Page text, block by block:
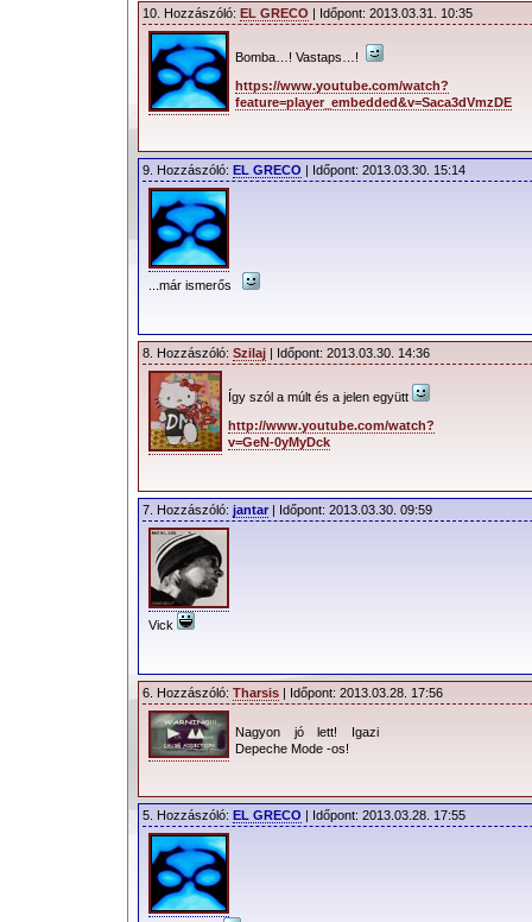
10. Hozzászóló: EL GRECO | Időpont: 2013.03.31. 10:35
Bomba…! Vastaps…!
https://www.youtube.com/watch?
feature=player_embedded&v=Saca3dVmzDE
9. Hozzászóló: EL GRECO | Időpont: 2013.03.30. 15:14
...már ismerős
8. Hozzászóló: Szilaj | Időpont: 2013.03.30. 14:36
Így szól a múlt és a jelen együtt
http://www.youtube.com/watch?
v=GeN-0yMyDck
7. Hozzászóló: jantar | Időpont: 2013.03.30. 09:59
Vick
6. Hozzászóló: Tharsis | Időpont: 2013.03.28. 17:56
Nagyon jó lett! Igazi
Depeche Mode -os!
5. Hozzászóló: EL GRECO | Időpont: 2013.03.28. 17:55